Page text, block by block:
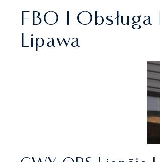
FBO I
Lipawa